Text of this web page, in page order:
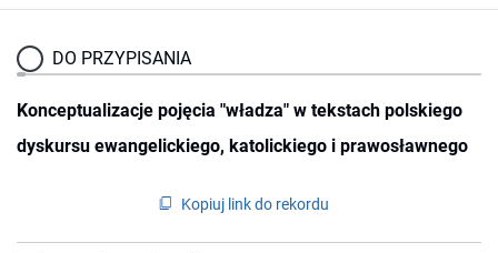
DO PRZYPISANIA
Konceptualizacje pojęcia "władza" w tekstach polskiego
dyskursu ewangelickiego, katolickiego i prawosławnego
Kopiuj link do rekordu